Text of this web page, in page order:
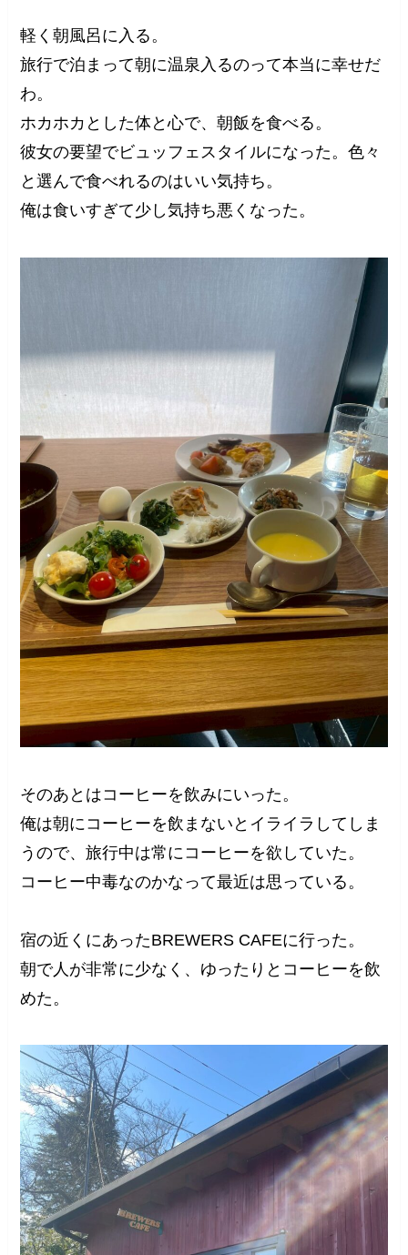
軽く朝風呂に入る。
旅行で泊まって朝に温泉入るのって本当に幸せだ
わ。
ホカホカとした体と心で、朝飯を食べる。
彼女の要望でビュッフェスタイルになった。色々
と選んで食べれるのはいい気持ち。
俺は食いすぎて少し気持ち悪くなった。
そのあとはコーヒーを飲みにいった。
俺は朝にコーヒーを飲まないとイライラしてしま
うので、旅行中は常にコーヒーを欲していた。
コーヒー中毒なのかなって最近は思っている。
宿の近くにあったBREWERS CAFEに行った。
朝で人が非常に少なく、ゆったりとコーヒーを飲
めた。